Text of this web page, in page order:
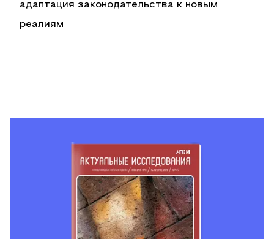
адаптация законодательства к новым
реалиям